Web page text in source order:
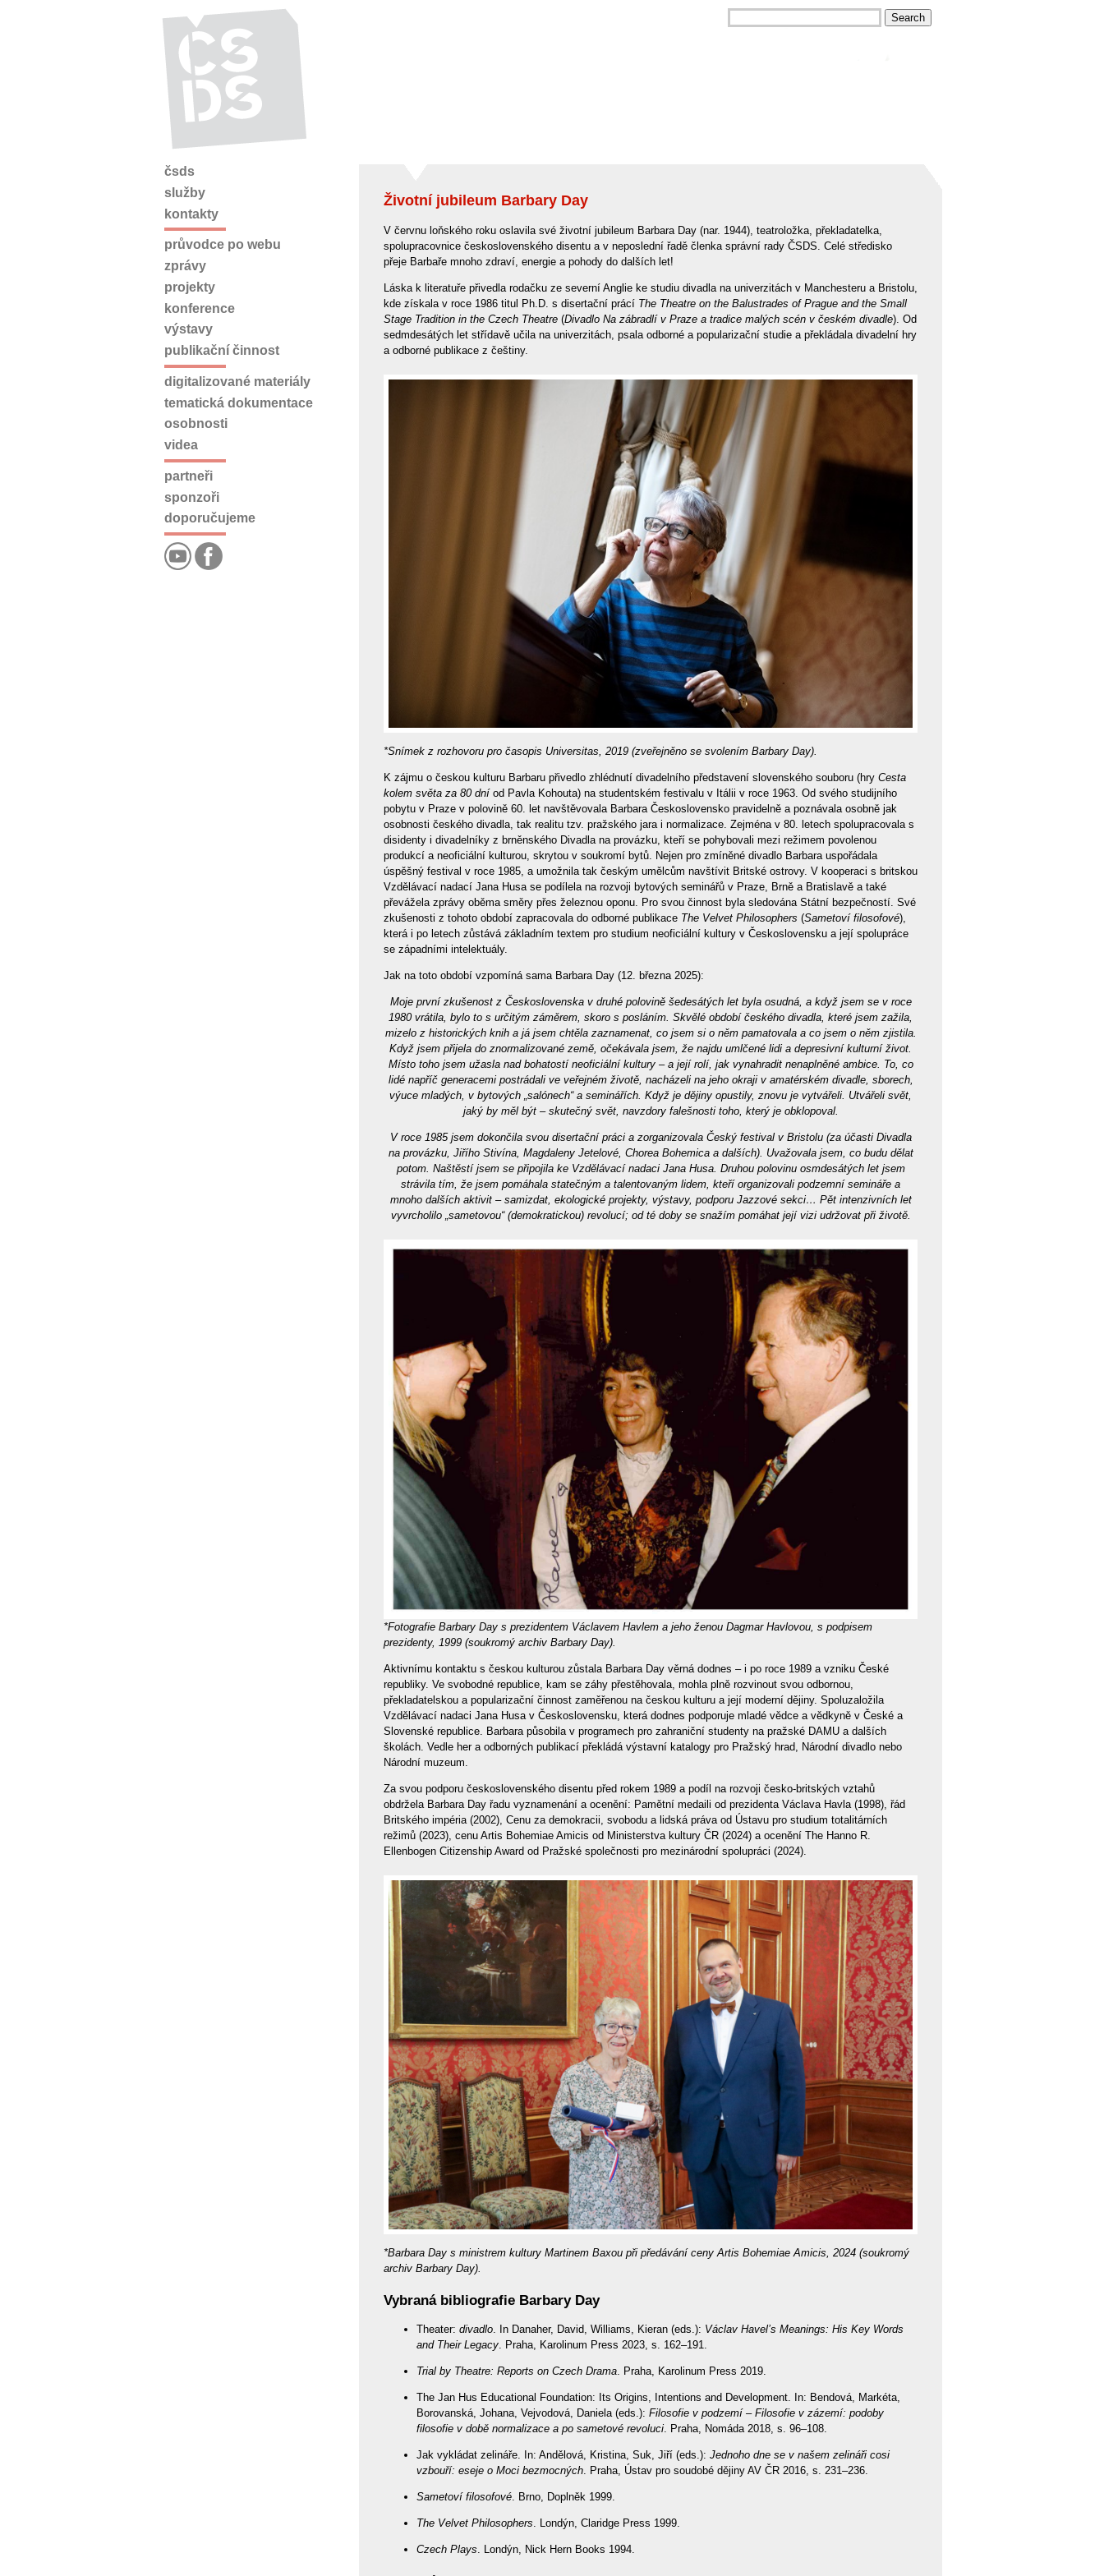
Životní jubileum Barbary Day
V červnu loňského roku oslavila své životní jubileum Barbara Day (nar. 1944), teatroložka, překladatelka,
spolupracovnice československého disentu a v neposlední řadě členka správní rady ČSDS. Celé středisko
přeje Barbaře mnoho zdraví, energie a pohody do dalších let!
Láska k literatuře přivedla rodačku ze severní Anglie ke studiu divadla na univerzitách v Manchesteru a Bristolu,
kde získala v roce 1986 titul Ph.D. s disertační prácí The Theatre on the Balustrades of Prague and the Small
Stage Tradition in the Czech Theatre (Divadlo Na zábradlí v Praze a tradice malých scén v českém divadle). Od
sedmdesátých let střídavě učila na univerzitách, psala odborné a popularizační studie a překládala divadelní hry
a odborné publikace z češtiny.
*Snímek z rozhovoru pro časopis Universitas, 2019 (zveřejněno se svolením Barbary Day).
K zájmu o českou kulturu Barbaru přivedlo zhlédnutí divadelního představení slovenského souboru (hry Cesta
kolem světa za 80 dníod Pavla Kohouta) na studentském festivalu v Itálii v roce 1963. Od svého studijního
pobytu v Praze v polovině 60. let navštěvovala Barbara Československo pravidelně a poznávala osobně jak
osobnosti českého divadla, tak realitu tzv. pražského jara i normalizace. Zejména v 80. letech spolupracovala s
disidenty i divadelníky z brněnského Divadla na provázku, kteří se pohybovali mezi režimem povolenou
produkcí a neoficiální kulturou, skrytou v soukromí bytů. Nejen pro zmíněné divadlo Barbara uspořádala
úspěšný festival v roce 1985, a umožnila tak českým umělcům navštívit Britské ostrovy. V kooperaci s britskou
Vzdělávací nadací Jana Husa se podílela na rozvoji bytových seminářů v Praze, Brně a Bratislavě a také
převážela zprávy oběma směry přes železnou oponu. Pro svou činnost byla sledována Státní bezpečností. Své
zkušenosti z tohoto období zapracovala do odborné publikace The Velvet Philosophers (Sametoví filosofové),
která i po letech zůstává základním textem pro studium neoficiální kultury v Československu a její spolupráce
se západními intelektuály.
Jak na toto období vzpomíná sama Barbara Day (12. března 2025):
Moje první zkušenost z Československa v druhé polovině šedesátých let byla osudná, a když jsem se v roce
1980 vrátila, bylo to s určitým záměrem, skoro s posláním. Skvělé období českého divadla, které jsem zažila,
mizelo z historických knih a já jsem chtěla zaznamenat, co jsem si o něm pamatovala a co jsem o něm zjistila.
Když jsem přijela do znormalizované země, očekávala jsem, že najdu umlčené lidi a depresivní kulturní život.
Místo toho jsem užasla nad bohatostí neoficiální kultury – a její rolí, jak vynahradit nenaplněné ambice. To, co
lidé napříč generacemi postrádali ve veřejném životě, nacházeli na jeho okraji v amatérském divadle, sborech,
výuce mladých, v bytových „salónech“ a seminářích. Když je dějiny opustily, znovu je vytvářeli. Utvářeli svět,
jaký by měl být – skutečný svět, navzdory falešnosti toho, který je obklopoval.
V roce 1985 jsem dokončila svou disertační práci a zorganizovala Český festival v Bristolu (za účasti Divadla
na provázku, Jiřího Stivína, Magdaleny Jetelové, Chorea Bohemica a dalších). Uvažovala jsem, co budu dělat
potom. Naštěstí jsem se připojila ke Vzdělávací nadaci Jana Husa. Druhou polovinu osmdesátých let jsem
strávila tím, že jsem pomáhala statečným a talentovaným lidem, kteří organizovali podzemní semináře a
mnoho dalších aktivit – samizdat, ekologické projekty, výstavy, podporu Jazzové sekci… Pět intenzivních let
vyvrcholilo „sametovou“ (demokratickou) revolucí; od té doby se snažím pomáhat její vizi udržovat při životě.
*Fotografie Barbary Day s prezidentem Václavem Havlem a jeho ženou Dagmar Havlovou, s podpisem
prezidenty, 1999 (soukromý archiv Barbary Day).
Aktivnímu kontaktu s českou kulturou zůstala Barbara Day věrná dodnes – i po roce 1989 a vzniku České
republiky. Ve svobodné republice, kam se záhy přestěhovala, mohla plně rozvinout svou odbornou,
překladatelskou a popularizační činnost zaměřenou na českou kulturu a její moderní dějiny. Spoluzaložila
Vzdělávací nadaci Jana Husa v Československu, která dodnes podporuje mladé vědce a vědkyně v České a
Slovenské republice. Barbara působila v programech pro zahraniční studenty na pražské DAMU a dalších
školách. Vedle her a odborných publikací překládá výstavní katalogy pro Pražský hrad, Národní divadlo nebo
Národní muzeum.
Za svou podporu československého disentu před rokem 1989 a podíl na rozvoji česko-britských vztahů
obdržela Barbara Day řadu vyznamenání a ocenění: Pamětní medaili od prezidenta Václava Havla (1998), řád
Britského impéria (2002), Cenu za demokracii, svobodu a lidská práva od Ústavu pro studium totalitárních
režimů (2023), cenu Artis Bohemiae Amicis od Ministerstva kultury ČR (2024) a ocenění The Hanno R.
Ellenbogen Citizenship Award od Pražské společnosti pro mezinárodní spolupráci (2024).
*Barbara Day s ministrem kultury Martinem Baxou při předávání ceny Artis Bohemiae Amicis, 2024 (soukromý
archiv Barbary Day).
Vybraná bibliografie Barbary Day
Theater: divadlo. In Danaher, David, Williams, Kieran (eds.): Václav Havel’s Meanings: His Key Words
and Their Legacy. Praha, Karolinum Press 2023, s. 162–191.
Trial by Theatre: Reports on Czech Drama. Praha, Karolinum Press 2019.
The Jan Hus Educational Foundation: Its Origins, Intentions and Development. In: Bendová, Markéta,
Borovanská, Johana, Vejvodová, Daniela (eds.): Filosofie v podzemí – Filosofie v zázemí: podoby
filosofie v době normalizace a po sametové revoluci. Praha, Nomáda 2018, s. 96–108.
Jak vykládat zelináře. In: Andělová, Kristina, Suk, Jiří (eds.): Jednoho dne se v našem zelináři cosi
vzbouří: eseje o Moci bezmocných. Praha, Ústav pro soudobé dějiny AV ČR 2016, s. 231–236.
Sametoví filosofové. Brno, Doplněk 1999.
The Velvet Philosophers. Londýn, Claridge Press 1999.
Czech Plays. Londýn, Nick Hern Books 1994.
čsds
služby
kontakty
průvodce po webu
zprávy
projekty
konference
výstavy
publikační činnost
digitalizované materiály
tematická dokumentace
osobnosti
videa
partneři
sponzoři
doporučujeme